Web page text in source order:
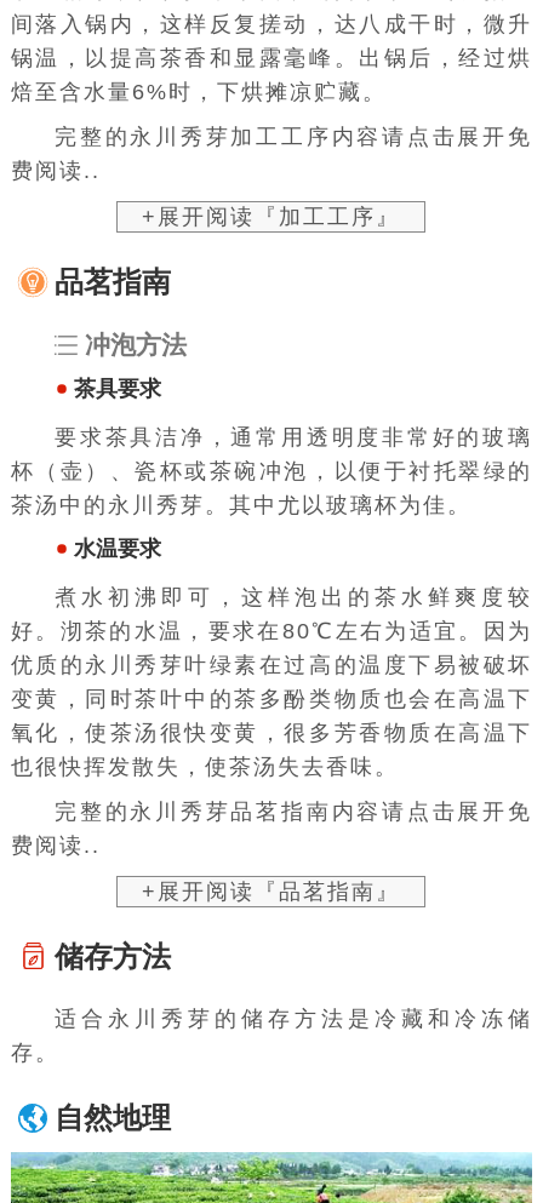
间落入锅内，这样反复搓动，达八成干时，微升
锅温，以提高茶香和显露毫峰。出锅后，经过烘
焙至含水量6%时，下烘摊凉贮藏。
完整的永川秀芽加工工序内容请点击展开免
费阅读..
+展开阅读『加工工序』
品茗指南
冲泡方法
茶具要求
要求茶具洁净，通常用透明度非常好的玻璃
杯（壶）、瓷杯或茶碗冲泡，以便于衬托翠绿的
茶汤中的永川秀芽。其中尤以玻璃杯为佳。
水温要求
煮水初沸即可，这样泡出的茶水鲜爽度较
好。沏茶的水温，要求在80℃左右为适宜。因为
优质的永川秀芽叶绿素在过高的温度下易被破坏
变黄，同时茶叶中的茶多酚类物质也会在高温下
氧化，使茶汤很快变黄，很多芳香物质在高温下
也很快挥发散失，使茶汤失去香味。
完整的永川秀芽品茗指南内容请点击展开免
费阅读..
+展开阅读『品茗指南』
储存方法
适合永川秀芽的储存方法是冷藏和冷冻储
存。
自然地理